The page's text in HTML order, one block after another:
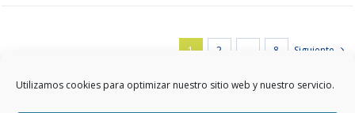
Utilizamos cookies para optimizar nuestro sitio web y nuestro servicio.
se
1 2 8 Siguiente